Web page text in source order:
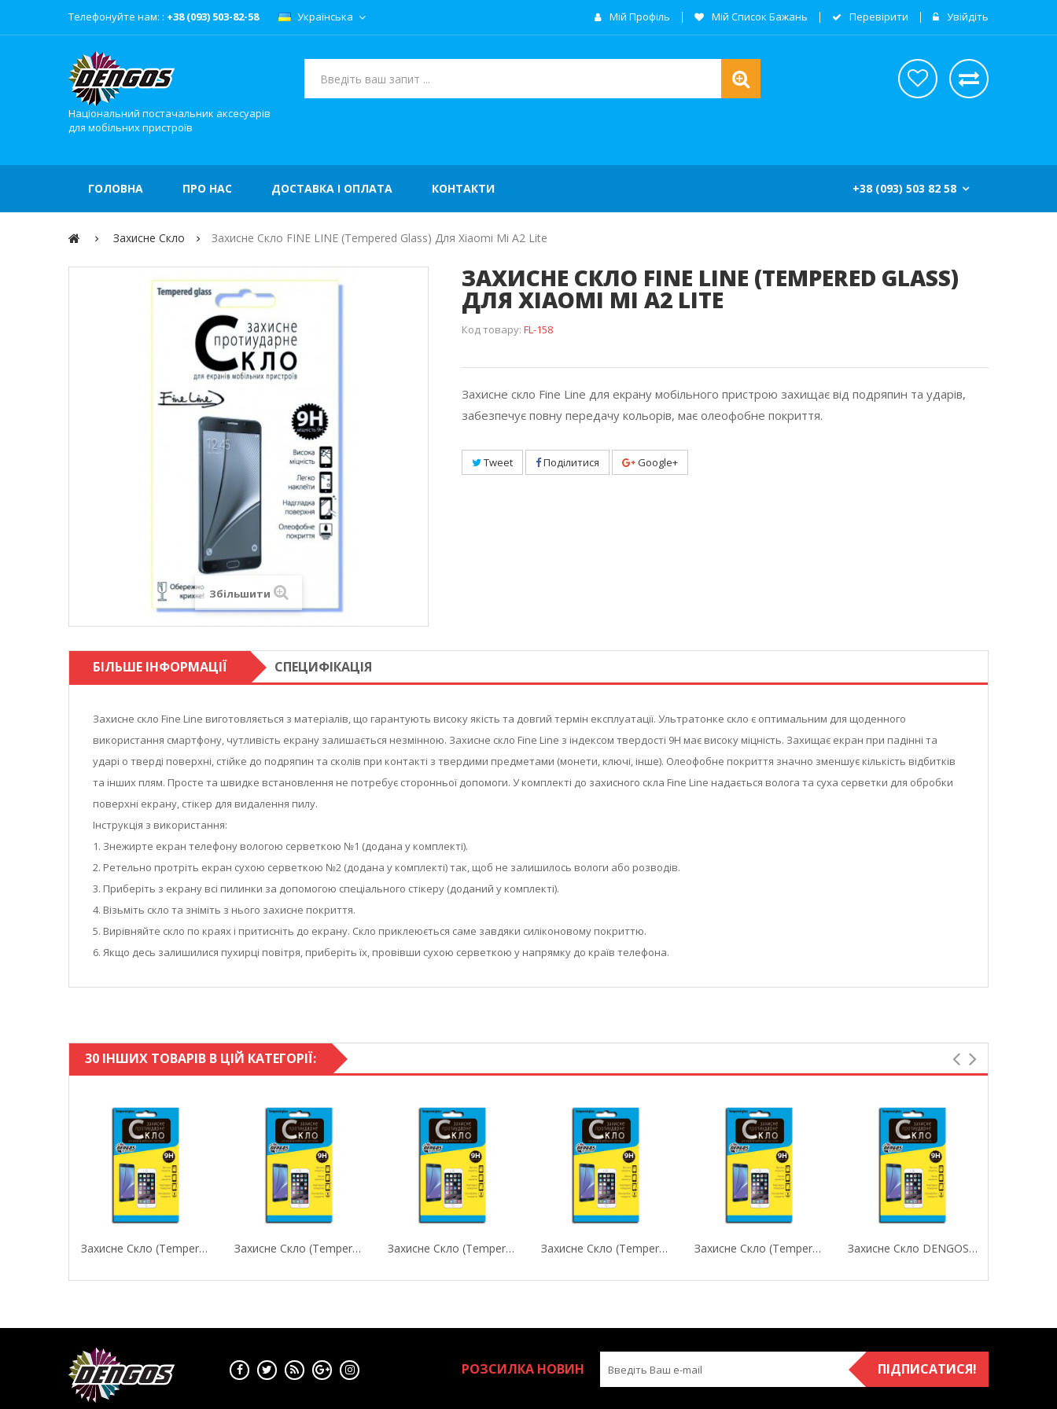
Телефонуйте нам: : +38 (093) 503-82-58 Мій Профіль Мій Список Бажань Перевірити Увійдіть
Українська
Національний постачальник аксесуарів
для мобільних пристроїв
ГОЛОВНА ПРО НАС ДОСТАВКА І ОПЛАТА КОНТАКТИ +38 (093) 503 82 58
Захисне Скло Захисне Скло FINE LINE (Tempered Glass) Для Xiaomi Mi A2 Lite
Збільшити
ЗАХИСНЕ СКЛО FINE LINE (TEMPERED GLASS)
ДЛЯ XIAOMI MI A2 LITE
Код товару: FL-158
Захисне скло Fine Line для екрану мобільного пристрою захищає від подряпин та ударів,
забезпечує повну передачу кольорів, має олеофобне покриття.
Tweet Поділитися Google+
БІЛЬШЕ ІНФОРМАЦІЇ СПЕЦИФІКАЦІЯ
Захисне скло Fine Line виготовляється з матеріалів, що гарантують високу якість та довгий термін експлуатації. Ультратонке скло є оптимальним для щоденного
використання смартфону, чутливість екрану залишається незмінною. Захисне скло Fine Line з індексом твердості 9Н має високу міцність. Захищає екран при падінні та
ударі о тверді поверхні, стійке до подряпин та сколів при контакті з твердими предметами (монети, ключі, інше). Олеофобне покриття значно зменшує кількість відбитків
та інших плям. Просте та швидке встановлення не потребує сторонньої допомоги. У комплекті до захисного скла Fine Line надається волога та суха серветки для обробки
поверхні екрану, стікер для видалення пилу.
Інструкція з використання:
1. Знежирте екран телефону вологою серветкою №1 (додана у комплекті).
2. Ретельно протріть екран сухою серветкою №2 (додана у комплекті) так, щоб не залишилось вологи або розводів.
3. Приберіть з екрану всі пилинки за допомогою спеціального стікеру (доданий у комплекті).
4. Візьміть скло та зніміть з нього захисне покриття.
5. Вирівняйте скло по краях і притисніть до екрану. Скло приклеюється саме завдяки силіконовому покриттю.
6. Якщо десь залишилися пухирці повітря, приберіть їх, провівши сухою серветкою у напрямку до країв телефона.
30 ІНШИХ ТОВАРІВ В ЦІЙ КАТЕГОРІЇ:
Захисне Скло (Tempered Glass) DENGOS Для Huawei... Захисне Скло (Tempered Glass) DENGOS Для... Захисне Скло (Tempered Glass) DENGOS Для Huawei... Захисне Скло (Tempered Glass) DENGOS Для Xiaomi... Захисне Скло (Tempered Glass) DENGOS Для Xiaomi... Захисне Скло DENGOS Для Meizu M2/M2 Mini
РОЗСИЛКА НОВИН ПІДПИСАТИСЯ!